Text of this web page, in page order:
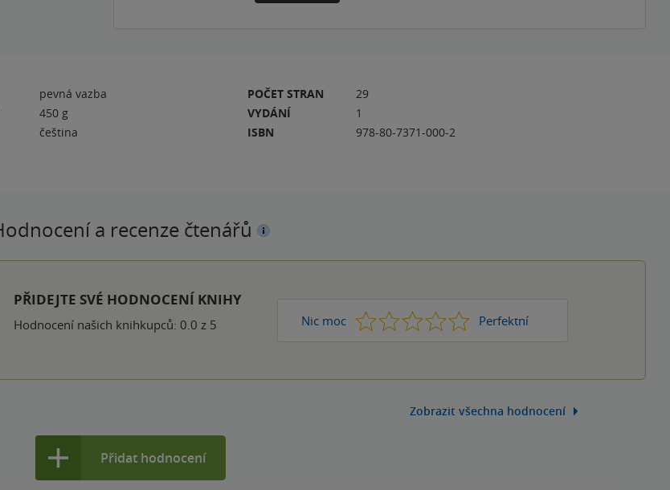
pevná vazba
450 g
čeština
POČET STRAN
29
VYDÁNÍ
1
ISBN
978-80-7371-000-2
a recenze čtenářů
PŘIDEJTE SVÉ HODNOCENÍ KNIHY
Hodnocení našich knihkupců: 0.0 z 5 Nic moc 1 2 3 4 Perfektní
5
Zobrazit všechna hodnocení
Přidat hodnocení